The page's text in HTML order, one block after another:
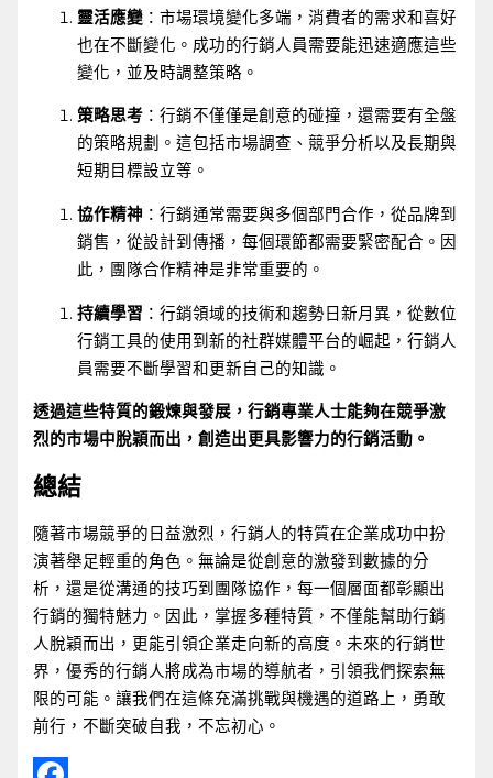
靈活應變 ：市場環境變化多端，消費者的需求和喜好
也在不斷變化。成功的行銷人員需要能迅速適應這些
變化，並及時調整策略。
策略思考 ：行銷不僅僅是創意的碰撞，還需要有全盤
的策略規劃。這包括市場調查、競爭分析以及長期與
短期目標設立等。
協作精神 ：行銷通常需要與多個部門合作，從品牌到
銷售，從設計到傳播，每個環節都需要緊密配合。因
此，團隊合作精神是非常重要的。
持續學習 ：行銷領域的技術和趨勢日新月異，從數位
行銷工具的使用到新的社群媒體平台的崛起，行銷人
員需要不斷學習和更新自己的知識。
透過這些特質的鍛煉與發展，行銷專業人士能夠在競爭激
烈的市場中脫穎而出，創造出更具影響力的行銷活動。
總結
隨著市場競爭的日益激烈，行銷人的特質在企業成功中扮
演著舉足輕重的角色。無論是從創意的激發到數據的分
析，還是從溝通的技巧到團隊協作，每一個層面都彰顯出
行銷的獨特魅力。因此，掌握多種特質，不僅能幫助行銷
人脫穎而出，更能引領企業走向新的高度。未來的行銷世
界，優秀的行銷人將成為市場的導航者，引領我們探索無
限的可能。讓我們在這條充滿挑戰與機遇的道路上，勇敢
前行，不斷突破自我，不忘初心。